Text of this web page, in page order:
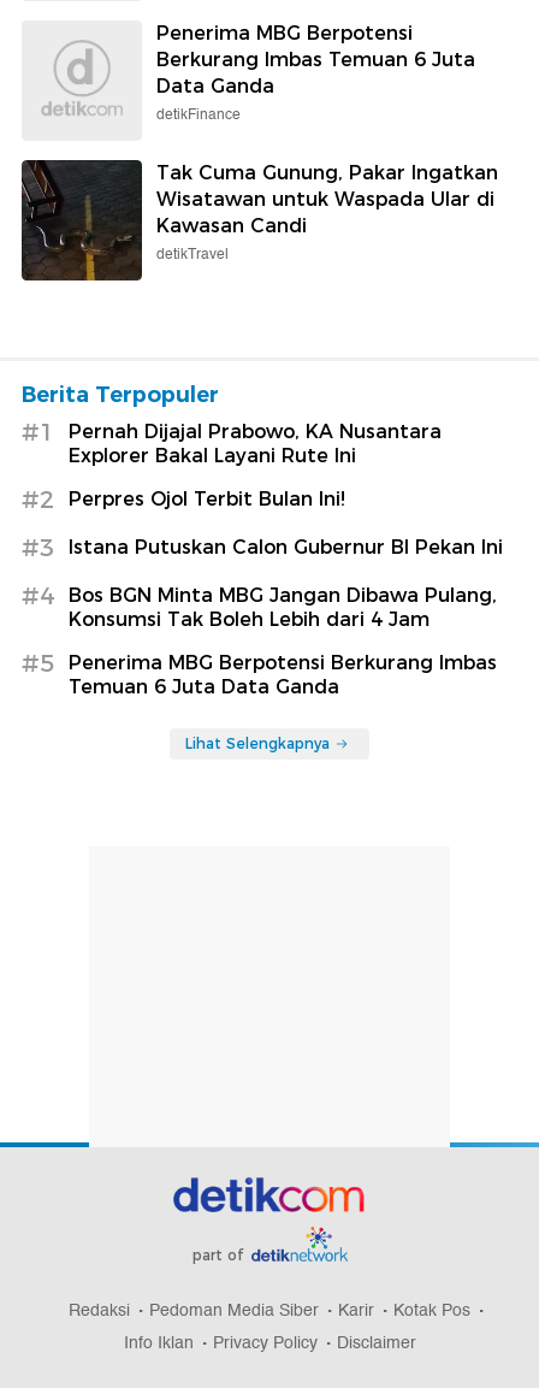
Penerima MBG Berpotensi
Berkurang Imbas Temuan 6 Juta
Data Ganda
detikFinance
Tak Cuma Gunung, Pakar Ingatkan
Wisatawan untuk Waspada Ular di
Kawasan Candi
detikTravel
Berita Terpopuler
#1
Pernah Dijajal Prabowo, KA Nusantara
Explorer Bakal Layani Rute Ini
#2 Perpres Ojol Terbit Bulan Ini!
#3 Istana Putuskan Calon Gubernur BI Pekan Ini
#4
Bos BGN Minta MBG Jangan Dibawa Pulang,
Konsumsi Tak Boleh Lebih dari 4 Jam
#5
Penerima MBG Berpotensi Berkurang Imbas
Temuan 6 Juta Data Ganda
Lihat Selengkapnya
part of
Redaksi Pedoman Media Siber Karir
Kotak Pos
Info Iklan
Privacy Policy Disclaimer